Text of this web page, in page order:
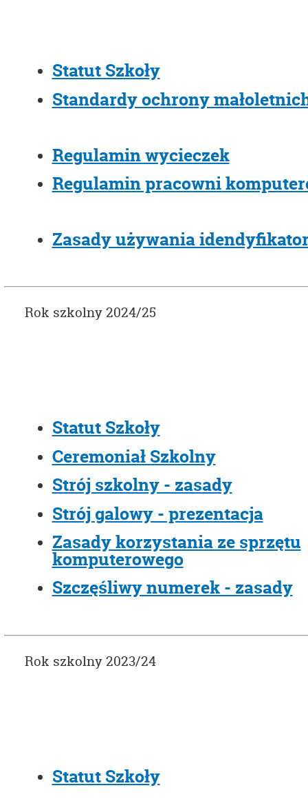
Statut Szkoły
Standardy ochrony
Regulamin wycieczek
Regulamin pracowni
Zasady używania
Rok szkolny 2024/25
Statut Szkoły
Ceremoniał Szkolny
Strój szkolny - zasady
Strój galowy - prezentacja
Zasady korzystania ze sprzętu
komputerowego
Szczęśliwy numerek - zasady
Rok szkolny 2023/24
Statut Szkoły